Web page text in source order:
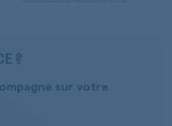
?
sur votre